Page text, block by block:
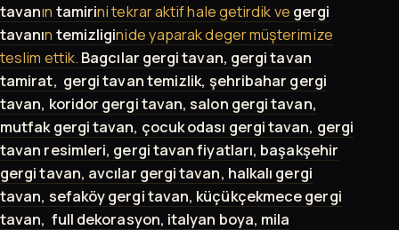
tavanın tamirini tekrar aktif hale getirdik ve gergi
tavanın temizliginide yaparak deger müşterimize
teslim ettik. Bagcılar gergi tavan, gergi tavan
tamirat, gergi tavan temizlik, şehribahar gergi
tavan, koridor gergi tavan, salon gergi tavan,
mutfak gergi tavan, çocuk odası gergi tavan, gergi
tavan resimleri, gergi tavan fiyatları, başakşehir
gergi tavan, avcılar gergi tavan, halkalı gergi
tavan, sefaköy gergi tavan, küçükçekmece gergi
tavan, full dekorasyon, italyan boya, mila